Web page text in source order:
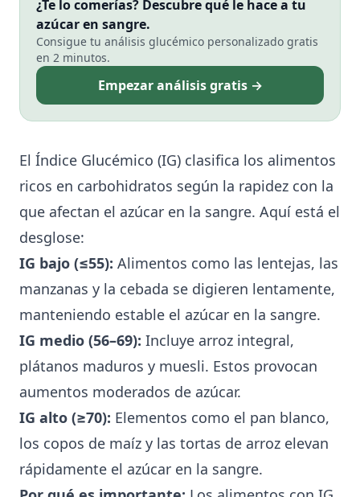
¿Te lo comerías? Descubre qué le hace a tu
azúcar en sangre.
Consigue tu análisis glucémico personalizado gratis
en 2 minutos.
Empezar análisis gratis →
El Índice Glucémico (IG) clasifica los alimentos
ricos en carbohidratos según la rapidez con la
que afectan el azúcar en la sangre. Aquí está el
desglose:
IG bajo (≤55): Alimentos como las lentejas, las
manzanas y la cebada se digieren lentamente,
manteniendo estable el azúcar en la sangre.
IG medio (56–69): Incluye arroz integral,
plátanos maduros y muesli. Estos provocan
aumentos moderados de azúcar.
IG alto (≥70): Elementos como el pan blanco,
los copos de maíz y las tortas de arroz elevan
rápidamente el azúcar en la sangre.